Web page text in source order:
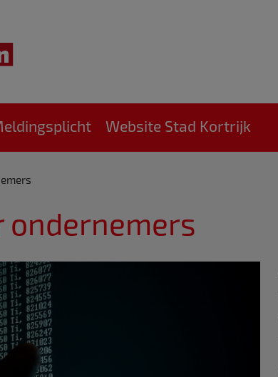
Website Stad Kortrijk
ondernemers